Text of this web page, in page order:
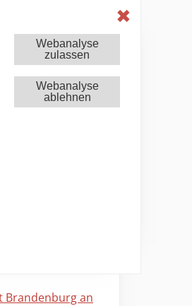
✖
Webanalyse
zulassen
Webanalyse
ablehnen
Brandenburg an